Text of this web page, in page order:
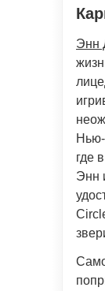
Энн
Нью-
где
Энн